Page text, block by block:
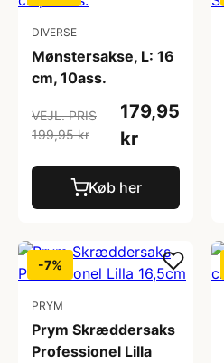
DIVERSE
Mønstersakse, L: 16
cm, 10ass.
VEJL. PRIS
199,95 kr
179,95
kr
Køb her
-7%
PRYM
Prym Skræddersaks
Professionel Lilla